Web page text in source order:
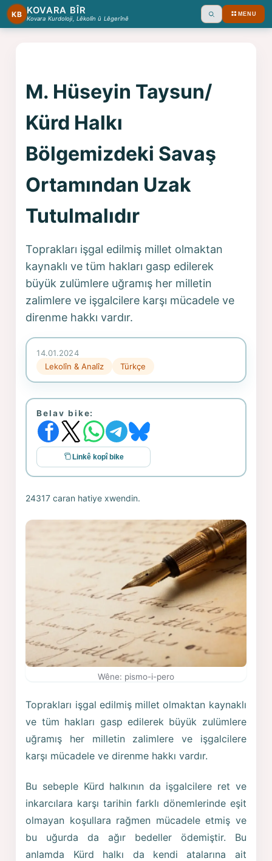
KB KOVARA BÎR
Kovara Kurdoloji, Lêkolîn û Lêgerînê Ara MENU
M. Hüseyin Taysun/
Kürd Halkı
Bölgemizdeki Savaş
Ortamından Uzak
Tutulmalıdır
Toprakları işgal edilmiş millet olmaktan
kaynaklı ve tüm hakları gasp edilerek
büyük zulümlere uğramış her milletin
zalimlere ve işgalcilere karşı mücadele ve
direnme hakkı vardır.
14.01.2024
Lekolîn & Analîz
Türkçe
Belav bike:
Linkê kopî bike
24317 caran hatiye xwendin.
Wêne: pismo-i-pero
Toprakları işgal edilmiş millet olmaktan kaynaklı
ve tüm hakları gasp edilerek büyük zulümlere
uğramış her milletin zalimlere ve işgalcilere
karşı mücadele ve direnme hakkı vardır.
Bu sebeple Kürd halkının da işgalcilere ret ve
inkarcılara karşı tarihin farklı dönemlerinde eşit
olmayan koşullara rağmen mücadele etmiş ve
bu uğurda da ağır bedeller ödemiştir. Bu
anlamda Kürd halkı da kendi atalarına ait